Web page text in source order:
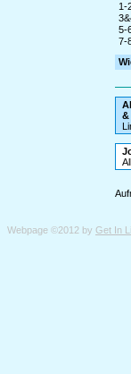
1-
5-
7-
&
Webpage ©2012 by Get In